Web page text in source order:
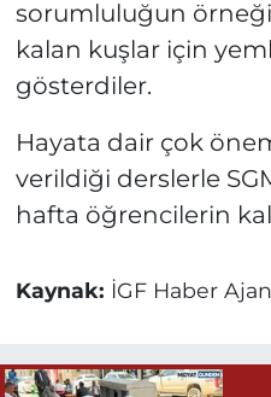
sorumluluğun
kalan kuşlar için
gösterdiler.
Hayata dair çok
verildiği derslerle
hafta öğrencilerin
Kaynak: İGF Haber